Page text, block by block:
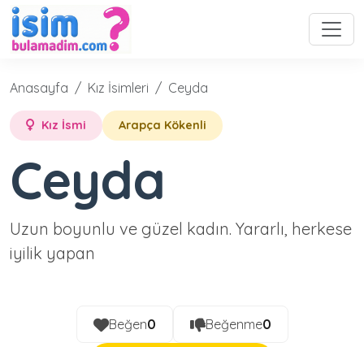
Anasayfa Kız İsimleri Ceyda
Kız İsmi Arapça Kökenli
Ceyda
Uzun boyunlu ve güzel kadın. Yararlı, herkese
iyilik yapan
Beğen0 Beğenme0